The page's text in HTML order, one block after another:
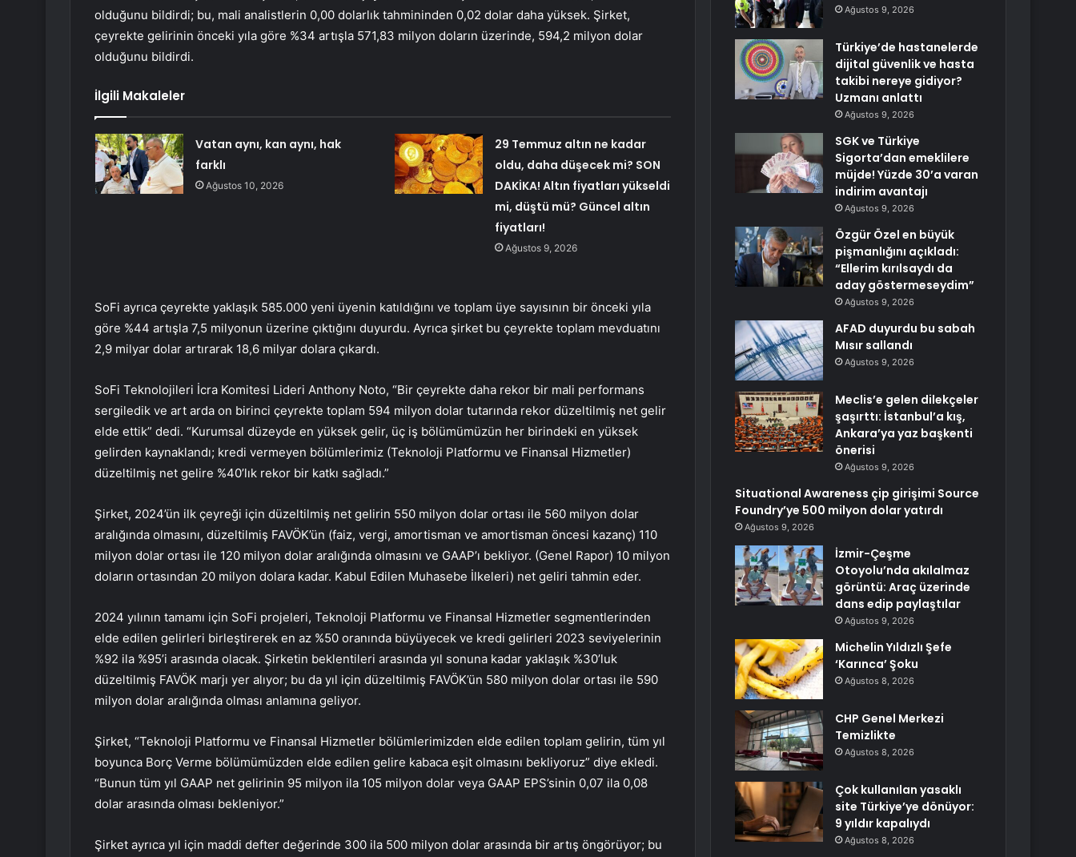
olduğunu bildirdi; bu, mali analistlerin 0,00 dolarlık tahmininden 0,02 dolar daha yüksek. Şirket,
çeyrekte gelirinin önceki yıla göre %34 artışla 571,83 milyon doların üzerinde, 594,2 milyon dolar
olduğunu bildirdi.
İlgili Makaleler
Vatan aynı, kan aynı, hak
farklı
Ağustos 10, 2026
29 Temmuz altın ne kadar
oldu, daha düşecek mi? SON
DAKİKA! Altın fiyatları yükseldi
mi, düştü mü? Güncel altın
fiyatları!
Ağustos 9, 2026
SoFi ayrıca çeyrekte yaklaşık 585.000 yeni üyenin katıldığını ve toplam üye sayısının bir önceki yıla
göre %44 artışla 7,5 milyonun üzerine çıktığını duyurdu. Ayrıca şirket bu çeyrekte toplam mevduatını
2,9 milyar dolar artırarak 18,6 milyar dolara çıkardı.
SoFi Teknolojileri İcra Komitesi Lideri Anthony Noto, “Bir çeyrekte daha rekor bir mali performans
sergiledik ve art arda on birinci çeyrekte toplam 594 milyon dolar tutarında rekor düzeltilmiş net gelir
elde ettik” dedi. “Kurumsal düzeyde en yüksek gelir, üç iş bölümümüzün her birindeki en yüksek
gelirden kaynaklandı; kredi vermeyen bölümlerimiz (Teknoloji Platformu ve Finansal Hizmetler)
düzeltilmiş net gelire %40’lık rekor bir katkı sağladı.”
Şirket, 2024’ün ilk çeyreği için düzeltilmiş net gelirin 550 milyon dolar ortası ile 560 milyon dolar
aralığında olmasını, düzeltilmiş FAVÖK’ün (faiz, vergi, amortisman ve amortisman öncesi kazanç) 110
milyon dolar ortası ile 120 milyon dolar aralığında olmasını ve GAAP’ı bekliyor. (Genel Rapor) 10 milyon
doların ortasından 20 milyon dolara kadar. Kabul Edilen Muhasebe İlkeleri) net geliri tahmin eder.
2024 yılının tamamı için SoFi projeleri, Teknoloji Platformu ve Finansal Hizmetler segmentlerinden
elde edilen gelirleri birleştirerek en az %50 oranında büyüyecek ve kredi gelirleri 2023 seviyelerinin
%92 ila %95’i arasında olacak. Şirketin beklentileri arasında yıl sonuna kadar yaklaşık %30’luk
düzeltilmiş FAVÖK marjı yer alıyor; bu da yıl için düzeltilmiş FAVÖK’ün 580 milyon dolar ortası ile 590
milyon dolar aralığında olması anlamına geliyor.
Şirket, “Teknoloji Platformu ve Finansal Hizmetler bölümlerimizden elde edilen toplam gelirin, tüm yıl
boyunca Borç Verme bölümümüzden elde edilen gelire kabaca eşit olmasını bekliyoruz” diye ekledi.
“Bunun tüm yıl GAAP net gelirinin 95 milyon ila 105 milyon dolar veya GAAP EPS’sinin 0,07 ila 0,08
dolar arasında olması bekleniyor.”
Şirket ayrıca yıl için maddi defter değerinde 300 ila 500 milyon dolar arasında bir artış öngörüyor; bu
Ağustos 9, 2026
Türkiye’de hastanelerde
dijital güvenlik ve hasta
takibi nereye gidiyor?
Uzmanı anlattı
Ağustos 9, 2026
SGK ve Türkiye
Sigorta’dan emeklilere
müjde! Yüzde 30’a varan
indirim avantajı
Ağustos 9, 2026
Özgür Özel en büyük
pişmanlığını açıkladı:
“Ellerim kırılsaydı da
aday göstermeseydim”
Ağustos 9, 2026
AFAD duyurdu bu sabah
Mısır sallandı
Ağustos 9, 2026
Meclis’e gelen dilekçeler
şaşırttı: İstanbul’a kış,
Ankara’ya yaz başkenti
önerisi
Ağustos 9, 2026
Situational Awareness çip girişimi Source
Foundry’ye 500 milyon dolar yatırdı
Ağustos 9, 2026
İzmir-Çeşme
Otoyolu’nda akılalmaz
görüntü: Araç üzerinde
dans edip paylaştılar
Ağustos 9, 2026
Michelin Yıldızlı Şefe
‘Karınca’ Şoku
Ağustos 8, 2026
CHP Genel Merkezi
Temizlikte
Ağustos 8, 2026
Çok kullanılan yasaklı
site Türkiye’ye dönüyor:
9 yıldır kapalıydı
Ağustos 8, 2026